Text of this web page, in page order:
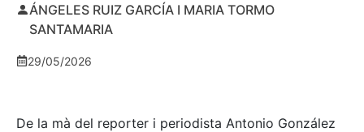
ÁNGELES RUIZ GARCÍA I MARIA TORMO
SANTAMARIA
29/05/2026
De la mà del reporter i periodista Antonio González